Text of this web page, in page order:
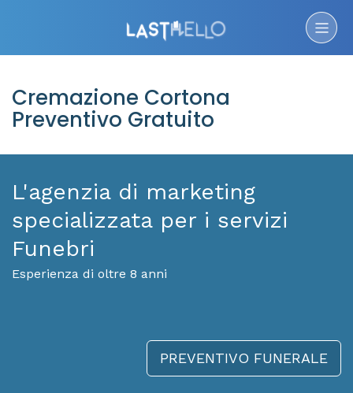
Cremazione Cortona
Preventivo Gratuito
L'agenzia di marketing
specializzata per i servizi
Funebri
Esperienza di oltre 8 anni
PREVENTIVO FUNERALE